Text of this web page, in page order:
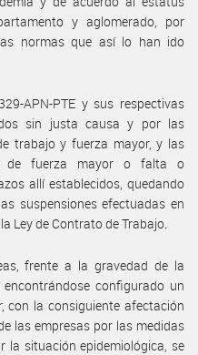
y aglomerado, por
normas que así lo han ido
APN-PTE y sus respectivas
sin justa causa y por las
trabajo y fuerza mayor, y las
de fuerza mayor o falta o
allí establecidos, quedando
suspensiones efectuadas en
Ley de Contrato de Trabajo.
frente a la gravedad de la
configurado un
con la consiguiente afectación
las empresas por las medidas
la situación epidemiológica, se